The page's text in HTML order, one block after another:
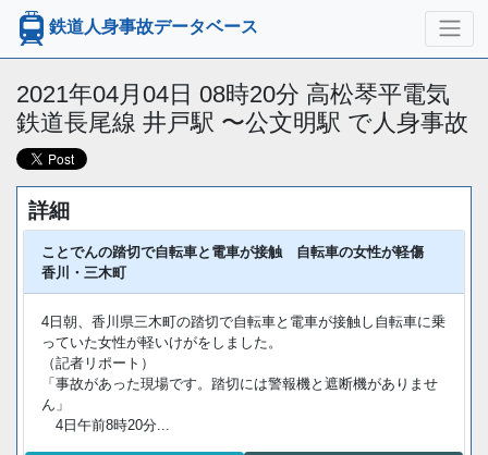
鉄道人身事故データベース
2021年04月04日 08時20分 高松琴平電気
鉄道長尾線 井戸駅 〜公文明駅 で人身事故
詳細
ことでんの踏切で自転車と電車が接触 自転車の女性が軽傷
香川・三木町
4日朝、香川県三木町の踏切で自転車と電車が接触し自転車に乗
っていた女性が軽いけがをしました。
（記者リポート）
「事故があった現場です。踏切には警報機と遮断機がありませ
ん」
4日午前8時20分...